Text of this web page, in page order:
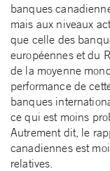
banques
mais aux niveaux
que celle des
européennes et du
de la moyenne
performance de
banques
ce qui est moins
Autrement dit, le
canadiennes est
relatives.